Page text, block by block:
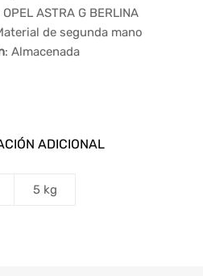
OPEL ASTRA G BERLINA
de segunda mano
: Almacenada
ADICIONAL
5 kg